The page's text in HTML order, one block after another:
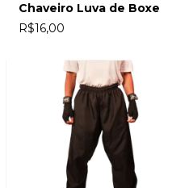
Chaveiro Luva de Boxe
R$16,00